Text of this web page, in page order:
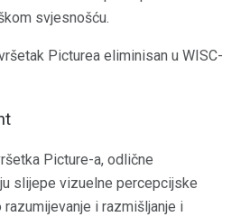
svjesnošću.
Picturea eliminisan u WISC-
Picture-a, odlične
slijepe vizuelne percepcijske
i razmišljanje i